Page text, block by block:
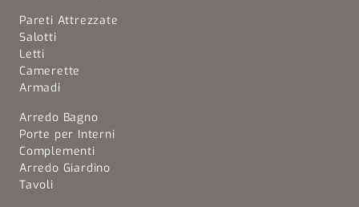
Pareti Attrezzate
Salotti
Letti
Camerette
Armadi
Arredo Bagno
Porte per Interni
Complementi
Arredo Giardino
Tavoli